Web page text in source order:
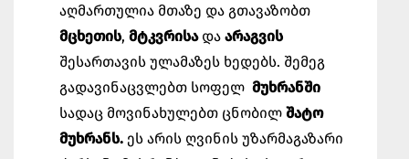
აღმართულია მთაზე და გთავაზობთ
მცხეთის, მტკვრისადა არაგვის
შესართავის ულამაზეს ხედებს. შემეგ
გადავინაცვლებთ სოფელ მუხრანში
სადაც მოვინახულებთ ცნობილ შატო
მუხრანს. ეს არის ღვინის უზარმაგაზარი